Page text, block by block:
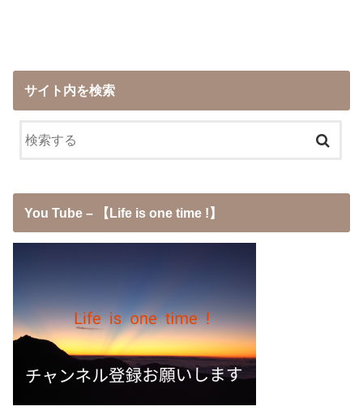
サイト内を検索
You Tube – 【Life is one time !】